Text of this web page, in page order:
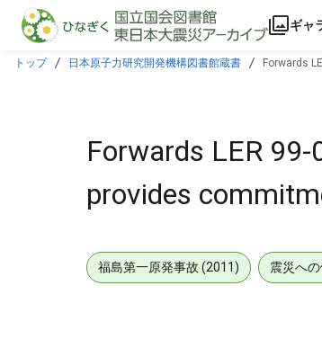
本文に飛ぶ
ギャ
トップ 日本原子力研究開発機構図書館蔵書 Forwards
Forwards LER
provides
福島第一原発事故 (2011) 震災への